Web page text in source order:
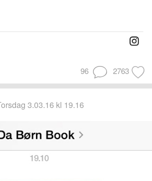
96 2763
torsdag 3.03.16 kl 19.16